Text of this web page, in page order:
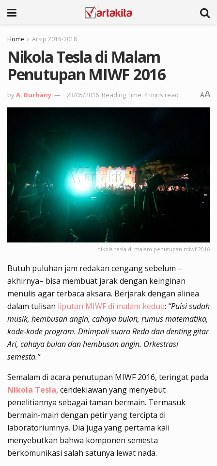
Home Arsip 2015-2018
Nikola Tesla di Malam
Penutupan MIWF 2016
byA. Burhany 23/05/2016 Reading Time: 4 mins read AA
nikola tesla di malam penutupan miwf 2016
Butuh puluhan jam redakan cengang sebelum –
akhirnya– bisa membuat jarak dengan keinginan
menulis agar terbaca aksara. Berjarak dengan alinea
dalam tulisan liputan MIWF di malam kedua: “Puisi sudah
musik, hembusan angin, cahaya bulan, rumus matematika,
kode-kode program. Ditimpali suara Reda dan denting gitar
Ari, cahaya bulan dan hembusan angin. Orkestrasi
semesta.”
Semalam di acara penutupan MIWF 2016, teringat pada
Nikola Tesla, cendekiawan yang menyebut
penelitiannya sebagai taman bermain. Termasuk
bermain-main dengan petir yang tercipta di
laboratoriumnya. Dia juga yang pertama kali
menyebutkan bahwa komponen semesta
berkomunikasi salah satunya lewat nada.